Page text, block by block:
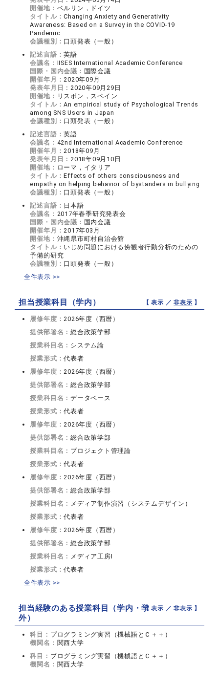
開催地： ベルリン，ドイツ
タイトル：Changing Anxiety and Generativity
Awareness: Based on a Survey in the COVID-19
Pandemic
会議種別： 口頭発表（一般）
記述言語：英語
会議名： IISES International Academic Conference
国際・国内会議： 国際会議
開催年月：2020年09月
発表年月日：2020年09月29日
開催地： リスボン，スペイン
タイトル：An empirical study of Psychological Trends
among SNS Users in Japan
会議種別： 口頭発表（一般）
記述言語：英語
会議名： 42nd International Academic Conference
開催年月：2018年09月
発表年月日：2018年09月10日
開催地： ローマ，イタリア
タイトル：Effects of others consciousness and
empathy on helping behavior of bystanders in bullying
会議種別： 口頭発表（一般）
記述言語： 日本語
会議名： 2017年春季研究発表会
国際・国内会議： 国内会議
開催年月：2017年03月
開催地： 沖縄県市町村自治会館
タイトル： いじめ問題における傍観者行動分析のための
予備的研究
会議種別： 口頭発表（一般）
全件表示 >>
担当授業科目（学内） 【 表示 ／非表示 】
履修年度：2026年度（西暦）
提供部署名：総合政策学部
授業科目名： システム論
授業形式：代表者
履修年度：2026年度（西暦）
提供部署名：総合政策学部
授業科目名：データベース
授業形式：代表者
履修年度：2026年度（西暦）
提供部署名：総合政策学部
授業科目名： プロジェクト管理論
授業形式：代表者
履修年度：2026年度（西暦）
提供部署名：総合政策学部
授業科目名： メディア制作演習（システムデザイン）
授業形式：代表者
履修年度：2026年度（西暦）
提供部署名：総合政策学部
授業科目名： メディア工房I
授業形式：代表者
全件表示 >>
担当経験のある授業科目（学内・学
外）
【 表示 ／非表示 】
科目： プログラミング実習（機械語とＣ＋＋）
機関名： 関西大学
科目： プログラミング実習（機械語とＣ＋＋）
機関名： 関西大学